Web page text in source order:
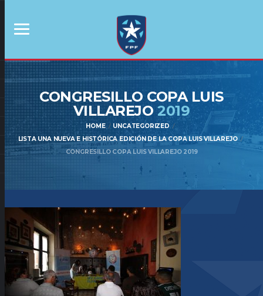
CONGRESILLO COPA LUIS
VILLAREJO2019
HOME
UNCATEGORIZED
LISTA UNA NUEVA E HISTÓRICA EDICIÓN DE LA COPA LUIS VILLAREJO
CONGRESILLO COPA LUIS VILLAREJO 2019